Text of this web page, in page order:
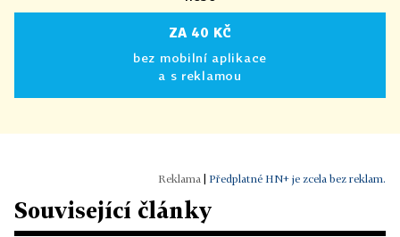
ZA 40 KČ
bez mobilní aplikace
a s reklamou
Předplatné HN+ je zcela bez reklam.
Související články